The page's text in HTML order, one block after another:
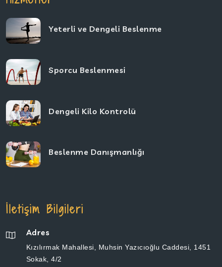
Yeterli ve Dengeli Beslenme
Sporcu Beslenmesi
Dengeli Kilo Kontrolü
Beslenme Danışmanlığı
İletişim Bilgileri
Adres
Kızılırmak Mahallesi, Muhsin Yazıcıoğlu Caddesi, 1451 Sokak, 4/2